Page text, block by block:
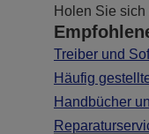
Holen Sie
Treiber und
Häufig
Handbücher